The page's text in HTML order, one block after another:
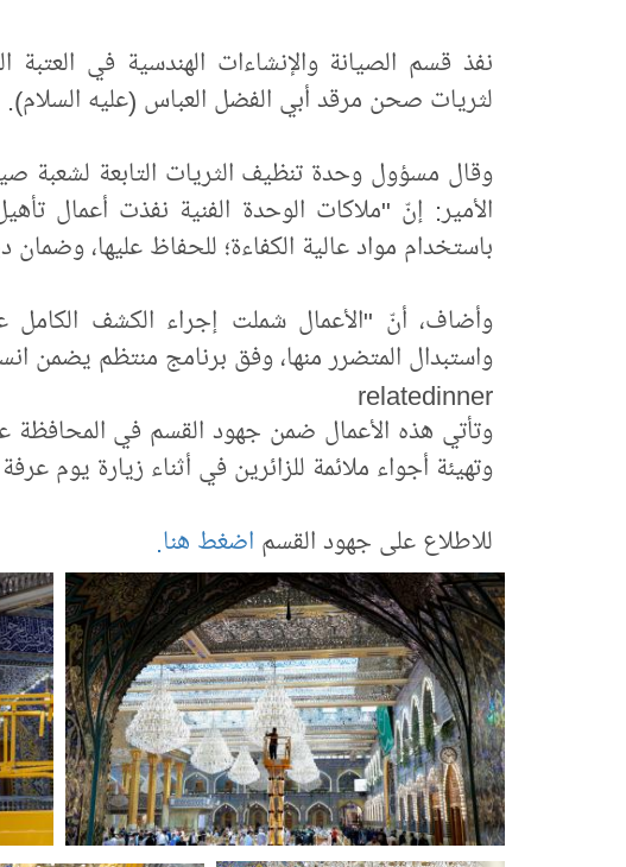
نفذ قسم الصيانة والإنشاءات الهندسية في العتبة
لثريات صحن مرقد أبي الفضل العباس (عليه السلام).
وقال مسؤول وحدة تنظيف الثريات التابعة لشعبة
الأمير: إنّ "ملاكات الوحدة الفنية نفذت أعمال
باستخدام مواد عالية الكفاءة؛ للحفاظ عليها،
وأضاف، أنّ "الأعمال شملت إجراء الكشف الكامل
واستبدال المتضرر منها، وفق برنامج منتظم يضمن
relatedinner
وتأتي هذه الأعمال ضمن جهود القسم في المحافظة
وتهيئة أجواء ملائمة للزائرين في أثناء زيارة يوم عرفة
للاطلاع على جهود القسم اضغط هنا.